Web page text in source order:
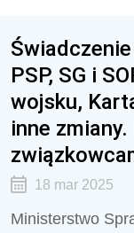
PSP, SG i
wojsku,
inne
18 mar 2025
Ministerstwo